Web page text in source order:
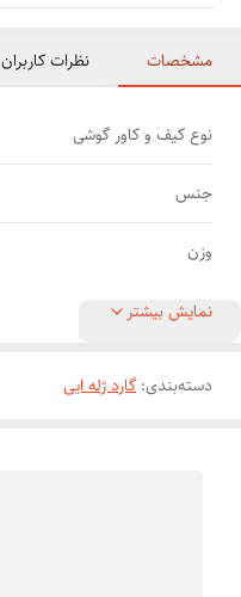
مشخصات نظرات کاربران
نوع کیف و کاور گوشی
جنس
وزن
نمایش بیشتر
دسته‌بندی: گارد ژله ایی